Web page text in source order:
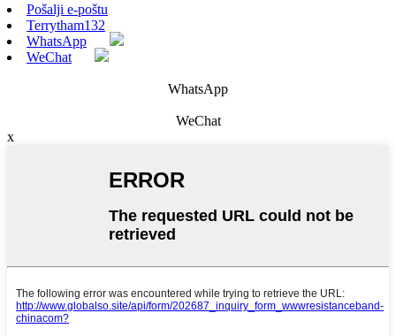
Pošalji e-poštu
Terrytham132
WhatsApp
WeChat
WhatsApp
WeChat
x